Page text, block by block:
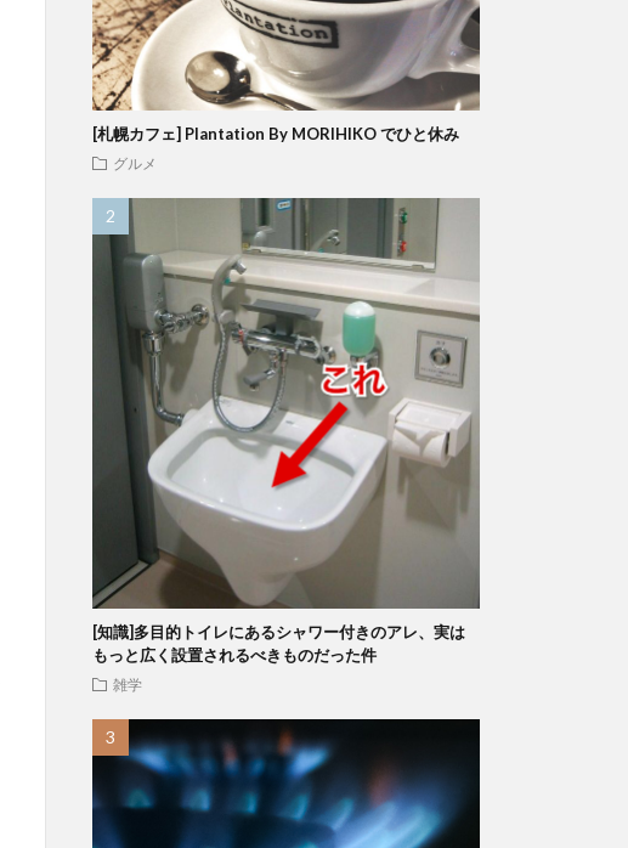
[札幌カフェ] Plantation By MORIHIKO でひと休み
グルメ
[知識]多目的トイレにあるシャワー付きのアレ、実は
もっと広く設置されるべきものだった件
雑学